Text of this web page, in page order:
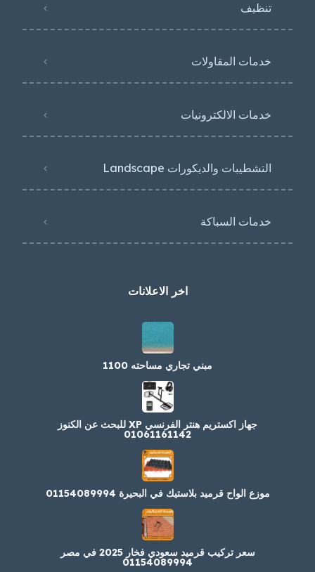
تنظيف
خدمات المقاولات
خدمات الالكترونيات
التشطيبات والديكورات Landscape
خدمات السباكة
اخر الاعلانات
مبني تجاري مساحته 1100
جهاز اكستريم هنتر الفرنسي XP للبحث عن الكنوز
01061161142
موزع الواح قرميد بلاستيك في البحيرة 01154089994
سعر تركيب قرميد سعودي فخار 2025 في مصر
01154089994